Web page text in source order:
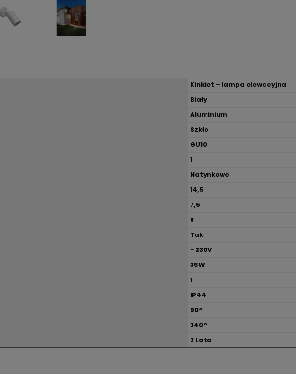
Kinkiet – lampa elewacyjna
Biały
Aluminium
Szkło
GU10
1
Natynkowe
14,5
7,6
8
Tak
~ 230V
35W
1
IP44
90°
340°
2 Lata